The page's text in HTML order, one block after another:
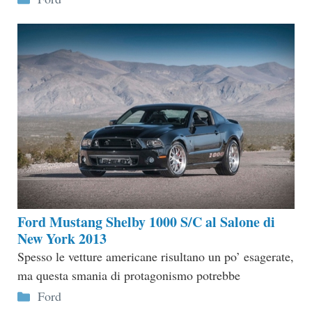
Ford Mustang Shelby 1000 S/C al Salone di
New York 2013
Spesso le vetture americane risultano un po’ esagerate,
ma questa smania di protagonismo potrebbe
Categorie
Ford